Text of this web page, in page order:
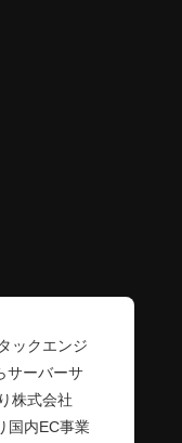
ックエンジ
サーバーサ
株式会社
国内EC事業